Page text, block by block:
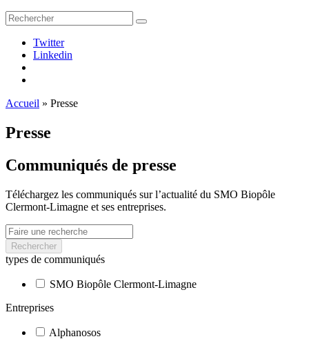
Twitter
Linkedin
Accueil » Presse
Presse
Communiqués de presse
Téléchargez les communiqués sur l’actualité du SMO Biopôle
Clermont-Limagne et ses entreprises.
Rechercher
types de communiqués
SMO Biopôle Clermont-Limagne
Entreprises
Alphanosos